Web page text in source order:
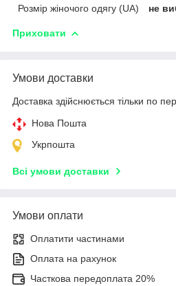
Розмір жіночого одягу (UA) не
Приховати
Умови доставки
Доставка здійснюється тільки по
Нова Пошта
Укрпошта
Всі умови доставки
Умови оплати
Оплатити частинами
Оплата на рахунок
Часткова передоплата 20%